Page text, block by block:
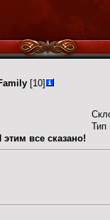
[10]
Тип
все сказано!